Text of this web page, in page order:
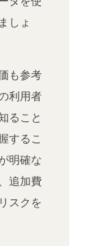
しょ
も参考
利用者
ること
するこ
明確な
追加費
スクを